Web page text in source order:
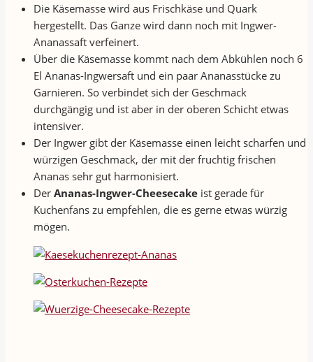
Die Käsemasse wird aus Frischkäse und Quark
hergestellt. Das Ganze wird dann noch mit Ingwer-
Ananassaft verfeinert.
Über die Käsemasse kommt nach dem Abkühlen noch 6
El Ananas-Ingwersaft und ein paar Ananasstücke zu
Garnieren. So verbindet sich der Geschmack
durchgängig und ist aber in der oberen Schicht etwas
intensiver.
Der Ingwer gibt der Käsemasse einen leicht scharfen und
würzigen Geschmack, der mit der fruchtig frischen
Ananas sehr gut harmonisiert.
Der Ananas-Ingwer-Cheesecake ist gerade für
Kuchenfans zu empfehlen, die es gerne etwas würzig
mögen.